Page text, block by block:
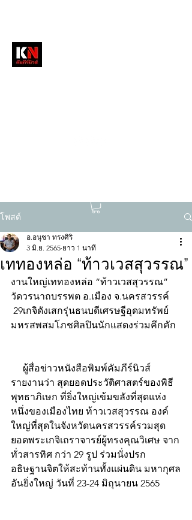
โพสต์
เททองหล่อ “ท้าวเวสสุวรรณ”
อ.อนุชา ทรงศิริ
3 มิ.ย. 2565 ยาว 1 นาที
งานใหญ่เททองหล่อ “ท้าวเวสสุวรรณ”
วัดวรนาถบรรพต อ.เมือง จ.นครสวรรค์
29เกจิดังเสกรุ่นธนบดีเศรษฐีอุดมทรัพย์
มหรสพสมโภชศิลปินนักแสดงร่วมคึกคัก
รายงานว่า สุดยอดประวัติศาสตร์ของพิธี
พุทธาภิเษก ที่ยิ่งใหญ่เข้มขลังที่สุดแห่ง
หนึ่งของเมืองไทย ท้าวเวสสุวรรณ องค์
ใหญ่ที่สุดในจังหวัดนครสวรรค์รวมสุด
ยอดพระเกจิเถราจารย์ผู้ทรงคุณวิเศษ จาก
ทั่วสารทิศ กว่า 29 รูป ร่วมนั่งปรก
อธิษฐานจิตให้สะท้านทั้งแผ่นดิน มหากุศล
อันยิ่งใหญ่ วันที่ 23-24 มิถุนายน 2565